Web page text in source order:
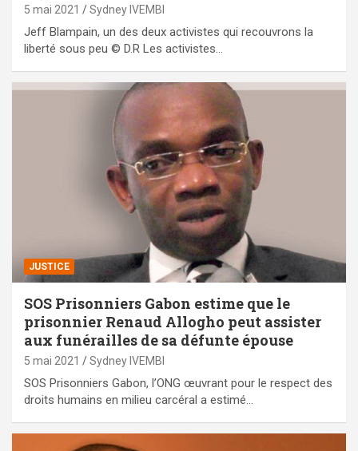
5 mai 2021 Sydney IVEMBI
Jeff Blampain, un des deux activistes qui recouvrons la
liberté sous peu © D.R Les activistes…
JUSTICE
SOS Prisonniers Gabon estime que le
prisonnier Renaud Allogho peut assister
aux funérailles de sa défunte épouse
5 mai 2021 Sydney IVEMBI
SOS Prisonniers Gabon, l’ONG œuvrant pour le respect des
droits humains en milieu carcéral a estimé…